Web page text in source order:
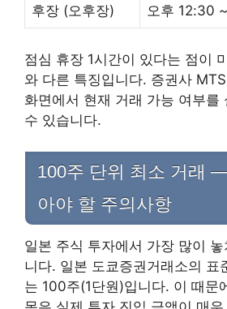
후장 (오후장) 오후 12:30
점심 휴장 1시간이 있다는 점이
와 다른 특징입니다. 증권사
화면에서 현재 거래 가능 여부를
수 있습니다.
100주 단위 최소 거래
아야 할 주의사항
일본 주식 투자에서 가장 많이
니다. 일본 도쿄증권거래소의 표
는 100주(1단원)입니다. 이 때문